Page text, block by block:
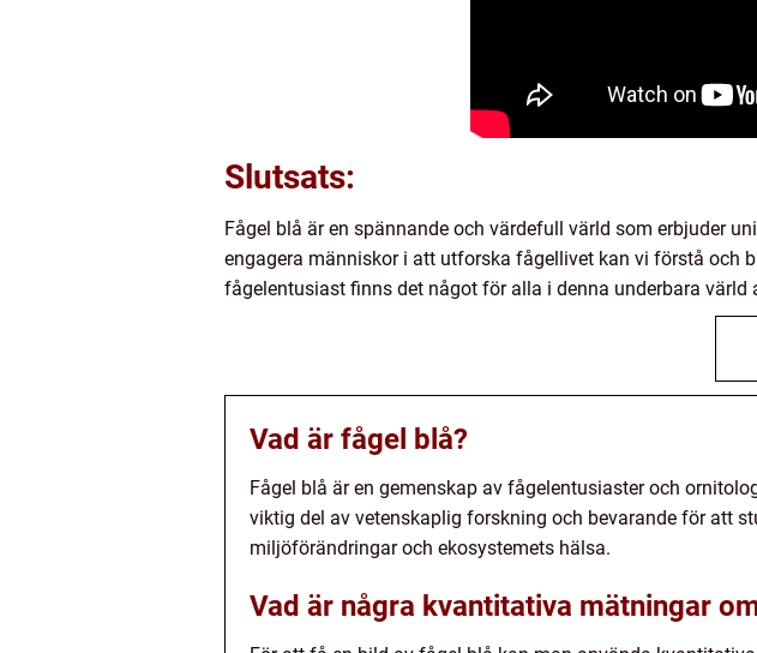
Slutsats:
Fågel blå är en spännande och värdefull värld som erbjuder
engagera människor i att utforska fågellivet kan vi förstå och
fågelentusiast finns det något för alla i denna underbara värld
Vad är fågel blå?
Fågel blå är en gemenskap av fågelentusiaster och
viktig del av vetenskaplig forskning och bevarande för att
miljöförändringar och ekosystemets hälsa.
Vad är några kvantitativa mätningar